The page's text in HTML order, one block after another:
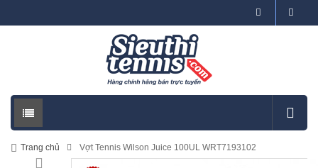
Trang chủ Vợt Tennis Wilson Juice 100UL WRT7193102